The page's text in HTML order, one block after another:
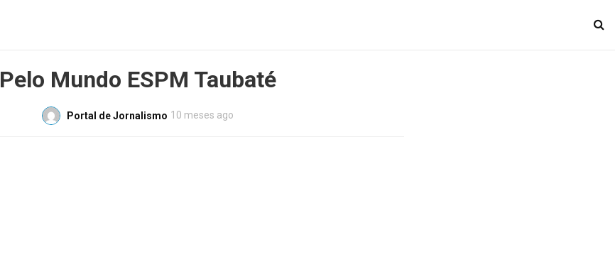
Pelo Mundo ESPM Taubaté
Portal de Jornalismo 10 meses ago